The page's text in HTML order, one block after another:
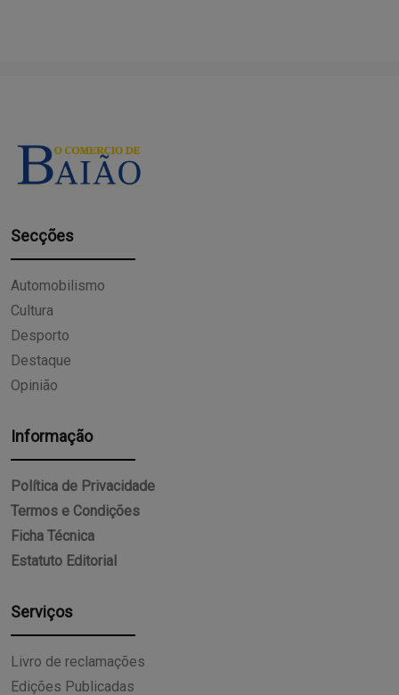
Secções
Automobilismo
Cultura
Desporto
Destaque
Opinião
Informação
Política de Privacidade
Termos e Condições
Ficha Técnica
Estatuto Editorial
Serviços
Livro de reclamações
Edições Publicadas